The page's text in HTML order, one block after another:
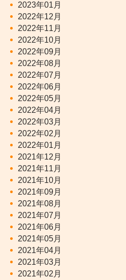
2023年01月
2022年12月
2022年11月
2022年10月
2022年09月
2022年08月
2022年07月
2022年06月
2022年05月
2022年04月
2022年03月
2022年02月
2022年01月
2021年12月
2021年11月
2021年10月
2021年09月
2021年08月
2021年07月
2021年06月
2021年05月
2021年04月
2021年03月
2021年02月